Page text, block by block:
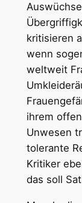
kritisieren
wenn
weltweit
ihrem
Unwesen
tolerante
Kritiker
das soll